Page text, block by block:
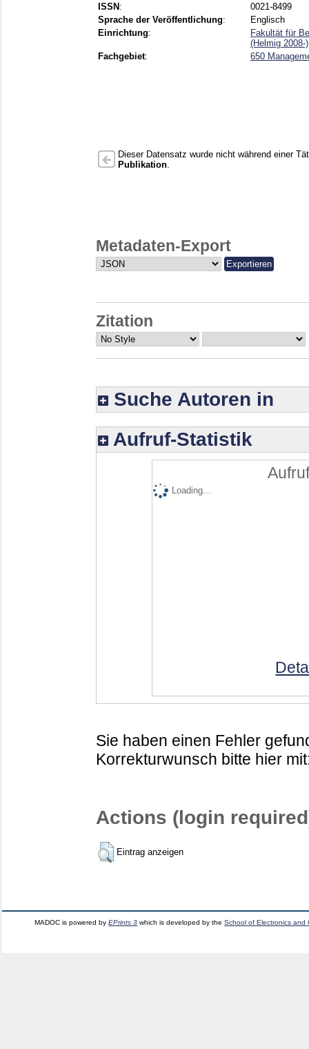
ISSN :
0021-8499
Sprache der Veröffentlichung:
Englisch
Einrichtung:
Fakultät für
(Helmig 2008-)
Fachgebiet: 650
Dieser Datensatz wurde nicht während einer
Publikation
Metadaten-Export
Zitation
Suche Autoren in
Aufruf-Statistik
Loading...
Sie haben einen Fehler
Korrekturwunsch bitte hier
Actions (login
Eintrag anzeigen
MADOC is powered byEPrints 3 which is developed by theSchool of Electronics and